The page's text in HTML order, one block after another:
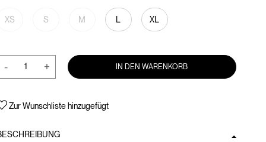
XS S M L XL
- + IN DEN WARENKORB
Zur Wunschliste hinzugefügt